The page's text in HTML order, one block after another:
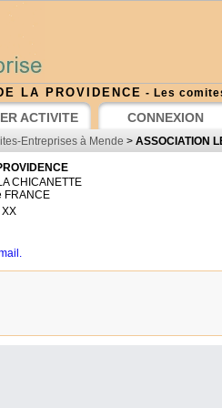
LA PROVIDENCE - Les
ACTIVITE CONNEXION
Entreprises à Mende > ASSOCIATION
CHICANETTE
FRANCE